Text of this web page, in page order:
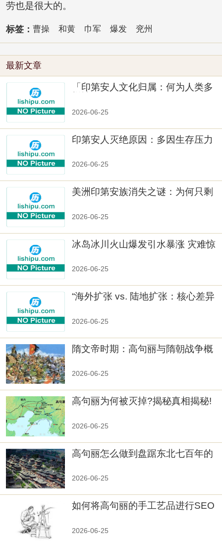
劳也是很大的。
标签： 曹操 和黄 巾军 爆发 兖州
最新文章
「印第安人文化归属：何为人类多
2026-06-25
印第安人灭绝原因：多因生存压力
2026-06-25
美洲印第安族消失之谜：为何只剩
2026-06-25
冰岛冰川火山爆发引水暴涨 灾难惊
2026-06-25
“海外扩张 vs. 陆地扩张：核心差异
2026-06-25
隋文帝时期：高句丽与隋朝战争概
2026-06-25
高句丽为何被灭掉?揭秘真相揭秘!
2026-06-25
高句丽怎么做到盘踞东北七百年的
2026-06-25
如何将高句丽的手工艺品进行SEO
2026-06-25